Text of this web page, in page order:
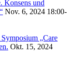
Konsens und
Nov. 6, 2024 18:00-
„Care
Okt. 15, 2024